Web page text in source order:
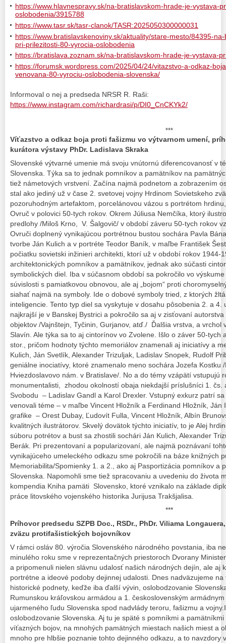
https://www.hlavnespravy.sk/na-bratislavskom-hrade-je-vystava-
oslobodenia/3915788
https://www.tasr.sk/tasr-clanok/TASR:2025050300000031
https://www.bratislavskenoviny.sk/aktuality/stare-mesto/84395-
pri-prilezitosti-80-vyrocia-oslobodenia
https://bratislava.zoznam.sk/na-bratislavskom-hrade-je-vystava-
https://forumsk.wordpress.com/2025/04/24/vitazstvo-a-odkaz-
venovana-80-vyrociu-oslobodenia-slovenska/
Informoval o nej a predseda NRSR R. Raši:
https://www.instagram.com/richardrasi/p/DI0_CnCKYk2/
***
Víťazstvo a odkaz boja proti fašizmu vo výtvarnom umení,
kurátora výstavy PhDr. Ladislava Skraka
Slovenské výtvarné umenie má svoju vnútornú diferencovanosť v
Slovenska. Týka sa to jednak pomníkov a pamätníkov na
tiež námetových vrstvení. Začína najmä podnetom a zobrazením
stal ako jediný už v čase 2. svetovej vojny Hrdinom Sovietskeho
pozoruhodným artefaktom, porcelánovou vázou s portrétom
Ovruč v polovici 50-tych rokov. Okrem Júliusa Nemčíka, ktorý
predlohy /Miloš Krno, V. Šalgovič/ v období záveru 50-tych rokov
Ovruči doplnený vynikajúcou portrétnou bustou sochára Pavla
tvorbe Ján Kulich a v portréte Teodor Baník, v maľbe František
počiatku sovietski inžinieri architekti, ktorí už v období rokov 1944-
architektonických pomníkov a pamätníkov, jednak ako súčasti
symbolických diel. Iba v súčasnom období sa pokročilo vo
súvislosti s pamiatkovou obnovou, ale aj „bojom“ proti
siahať najmä na symboly. Ide o dobové symboly tried, z ktorých
inteligencie. Tento typ diel sa vyskytuje v dosahu pôsobenia 2. a 4.
najkrajší je v Banskej Bystrici a pokročilo sa aj v zisťovaní
objektov /Vajnštejn, Tyčinin, Gurjanov, atď./ Ďalšia vrstva, a vrchol
Slavín. Ale týka sa to aj cintorínov vo Zvolene. Išlo o záver 50-tych
stor., pričom hodnoty týchto memoriálov znamenali aj iniciatívy a
Kulich, Ján Svetlík, Alexander Trizuljak, Ladislav Snopek, Rudolf
geniálne inociatívy, ktoré znamenalo meno sochára Jozefa Kostku
Hviezdoslavovo nám. v Bratislave/. No a do témy vzápätí vstupujú
monumentalisti, zhodou okolností obaja niekdajší príslušníci 1. čs.
Svobodu – Ladislav Gandl a Karol Drexler. Vstupný exkurz patrí
venovali téme – v maľbe Vincent Hložník a Ferdinand Hložník, Ján
grafike – Orest Dubay, Ľudovít Fulla, Vincent Hložník, Albín
kvalitných ilustrátorov. Skvelý dovätok týchto iniciatív, to je Alej
súboru potrétov a bust sa zhostili sochári Ján Kulich, Alexander
Berák. Pri prezentovaní a popularizovaní, ale najmä poznávaní
vynikajúceho umeleckého odkazu sme pokročili na báze knižných
Memoriabilita/Spomienky 1. a 2., ako aj Pasportizácia pomníkov a
Slovenska. Napomohli sme tiež spracovaniu a uvedeniu do života
kompendia Kniha pamäti Slovensko, ktoré vznikalo na základe
práce litovského vojenského historika Jurijusa Trakšjalisa.
***
Príhovor predsedu SZPB Doc., RSDr., PhDr. Viliama
zväzu protifašistických bojovníkov
V rámci osláv 80. výročia Slovenského národného povstania, iba
minulého roku sme v reprezentačných priestoroch Dvorany
a pripomenuli nielen slávnu udalosť našich národných dejín, ale aj
portrétne a ideové podoby dejinnej udalosti. Dnes nadväzujeme
historické podnety, keďže iba ďalší vývin, oslobodzovanie
Rumunskou kráľovskou armádou a 1. československým
ujarmeného ľudu Slovenska spod nadvlády teroru, fašizmu a
oslobodzovanie Slovenska. Aj tu je späté s pomníkmi a
víťazných bojov, na mnohých pamätných miestach našich miest a
mnoho pre hlbšie poznanie tohto dejinného odkazu, a to navzdory